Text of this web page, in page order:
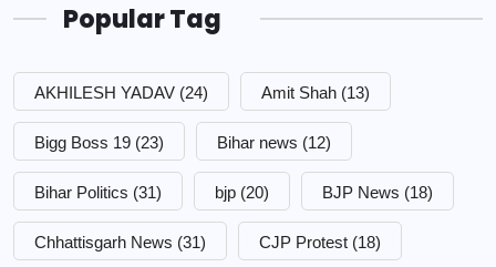
Popular Tag
AKHILESH YADAV (24) Amit Shah (13)
Bigg Boss 19 (23) Bihar news (12)
Bihar Politics (31) bjp (20) BJP News (18)
Chhattisgarh News (31) CJP Protest (18)